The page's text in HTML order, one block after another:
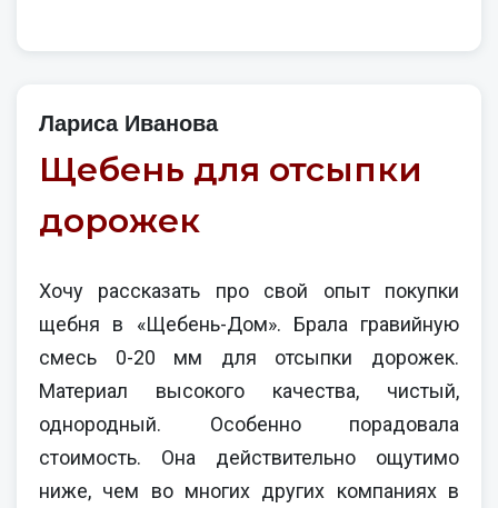
Лариса Иванова
Щебень для отсыпки
дорожек
Хочу рассказать про свой опыт покупки
щебня в «Щебень-Дом». Брала гравийную
смесь 0-20 мм для отсыпки дорожек.
Материал высокого качества, чистый,
однородный. Особенно порадовала
стоимость. Она действительно ощутимо
ниже, чем во многих других компаниях в